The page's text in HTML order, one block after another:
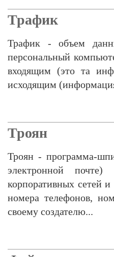
Трафик
Трафик - объем
персональный
входящим (это та
исходящим
Троян
Троян - программа-
электронной
корпоративных сетей
номера телефонов,
своему создателю...